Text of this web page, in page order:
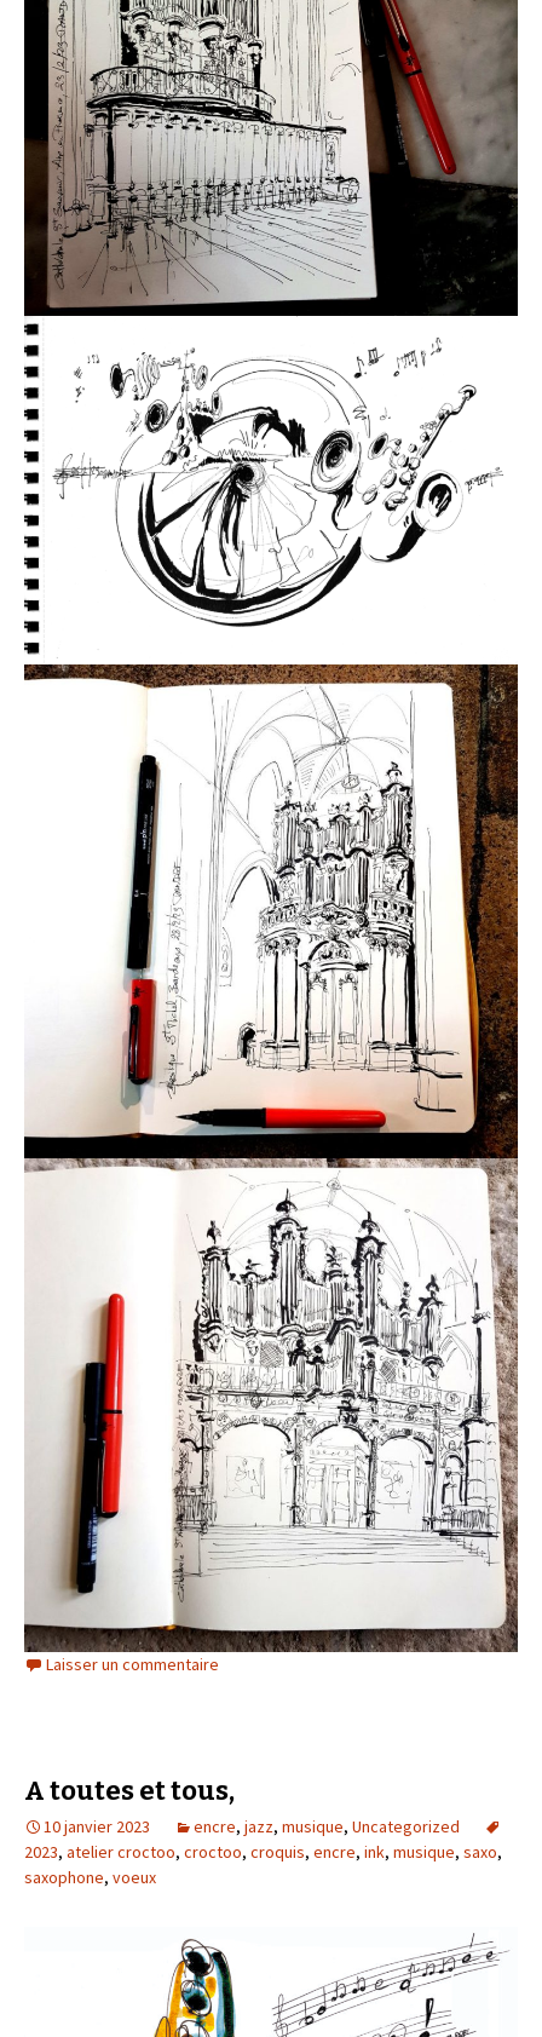
Laisser un commentaire
A toutes et tous,
10 janvier 2023 encre, jazz, musique, Uncategorized
2023, atelier croctoo, croctoo, croquis, encre, ink, musique, saxo,
saxophone, voeux